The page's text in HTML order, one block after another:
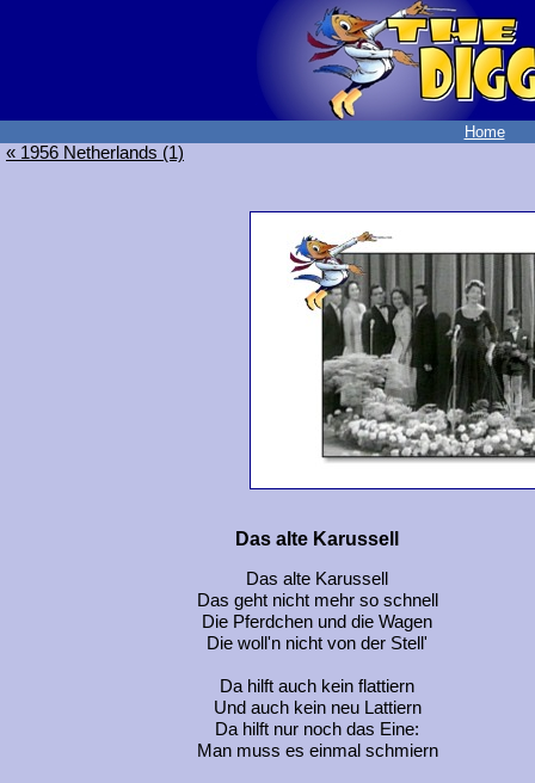
Home
« 1956 Netherlands (1)
Das alte Karussell
Das alte Karussell
Das geht nicht mehr so schnell
Die Pferdchen und die Wagen
Die woll'n nicht von der Stell'
Da hilft auch kein flattiern
Und auch kein neu Lattiern
Da hilft nur noch das Eine:
Man muss es einmal schmiern